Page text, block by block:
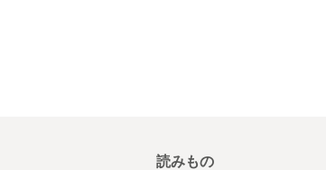
読みもの